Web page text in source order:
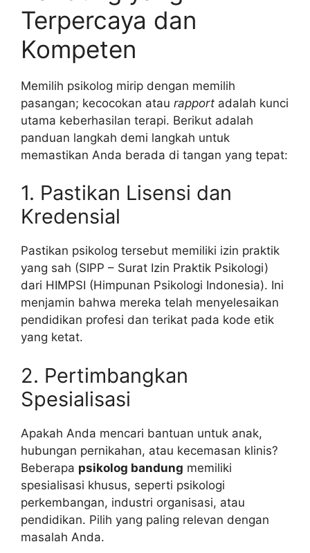
Terpercaya dan
Kompeten
Memilih psikolog mirip dengan memilih
pasangan; kecocokan atau rapport adalah kunci
utama keberhasilan terapi. Berikut adalah
panduan langkah demi langkah untuk
memastikan Anda berada di tangan yang tepat:
1. Pastikan Lisensi dan
Kredensial
Pastikan psikolog tersebut memiliki izin praktik
yang sah (SIPP – Surat Izin Praktik Psikologi)
dari HIMPSI (Himpunan Psikologi Indonesia). Ini
menjamin bahwa mereka telah menyelesaikan
pendidikan profesi dan terikat pada kode etik
yang ketat.
2. Pertimbangkan
Spesialisasi
Apakah Anda mencari bantuan untuk anak,
hubungan pernikahan, atau kecemasan klinis?
Beberapa psikolog bandung memiliki
spesialisasi khusus, seperti psikologi
perkembangan, industri organisasi, atau
pendidikan. Pilih yang paling relevan dengan
masalah Anda.